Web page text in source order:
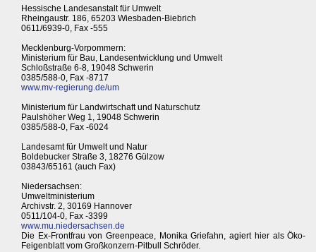
Hessische Landesanstalt für Umwelt
Rheingaustr. 186, 65203 Wiesbaden-Biebrich
0611/6939-0, Fax -555
Mecklenburg-Vorpommern:
Ministerium für Bau, Landesentwicklung und Umwelt
Schloßstraße 6-8, 19048 Schwerin
0385/588-0, Fax -8717
www.mv-regierung.de/um
Ministerium für Landwirtschaft und Naturschutz
Paulshöher Weg 1, 19048 Schwerin
0385/588-0, Fax -6024
Landesamt für Umwelt und Natur
Boldebucker Straße 3, 18276 Gülzow
03843/65161 (auch Fax)
Niedersachsen:
Umweltministerium
Archivstr. 2, 30169 Hannover
0511/104-0, Fax -3399
www.mu.niedersachsen.de
Die Ex-Frontfrau von Greenpeace, Monika Griefahn, agiert hier als Öko-
Feigenblatt vom Großkonzern-Pitbull Schröder.